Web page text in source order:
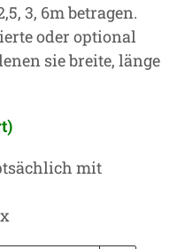
3, 6m betragen.
oder optional
sie breite, länge
mit